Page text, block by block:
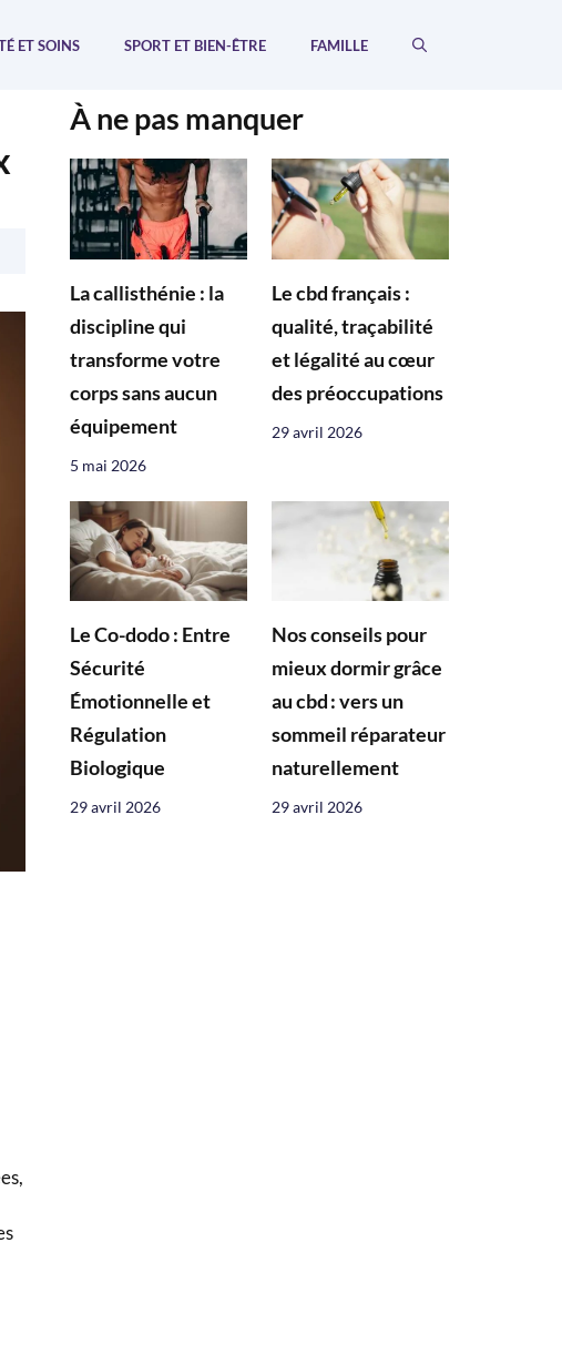
ET SOINS SPORT ET BIEN-ÊTRE FAMILLE
À ne pas manquer
La callisthénie : la
discipline qui
transforme votre
corps sans aucun
équipement
5 mai 2026
Le cbd français :
qualité, traçabilité
et légalité au cœur
des préoccupations
29 avril 2026
Le Co-dodo : Entre
Sécurité
Émotionnelle et
Régulation
Biologique
29 avril 2026
Nos conseils pour
mieux dormir grâce
au cbd : vers un
sommeil réparateur
naturellement
29 avril 2026